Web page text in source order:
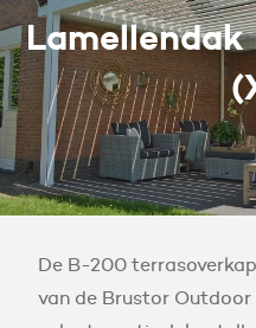
De B-200
van de Brustor